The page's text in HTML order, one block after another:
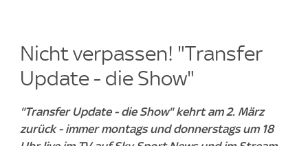
Nicht verpassen! "Transfer
Update - die Show"
"Transfer Update - die Show" kehrt am 2. März
zurück - immer montags und donnerstags um 18